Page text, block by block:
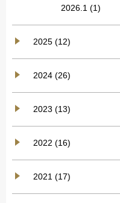
2026.1 (1)
2025 (12)
2024 (26)
2023 (13)
2022 (16)
2021 (17)